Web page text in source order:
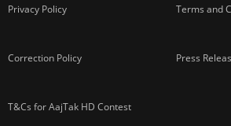
Privacy Policy Terms and
Correction Policy Press
T&Cs for AajTak HD Contest